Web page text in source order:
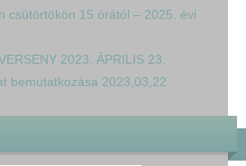
csütörtökön 15 órától – 2025. évi
2023. ÁPRILIS 23.
bemutatkozása 2023,03,22